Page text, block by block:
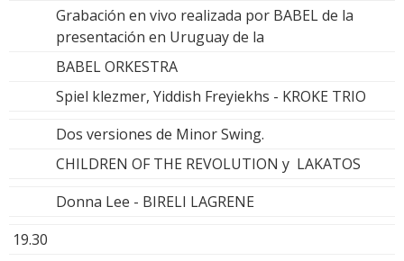
Grabación en vivo realizada por BABEL de la
presentación en Uruguay de la
BABEL ORKESTRA
Spiel klezmer, Yiddish Freyiekhs - KROKE TRIO
Dos versiones de Minor Swing.
CHILDREN OF THE REVOLUTION y LAKATOS
Donna Lee - BIRELI LAGRENE
19.30